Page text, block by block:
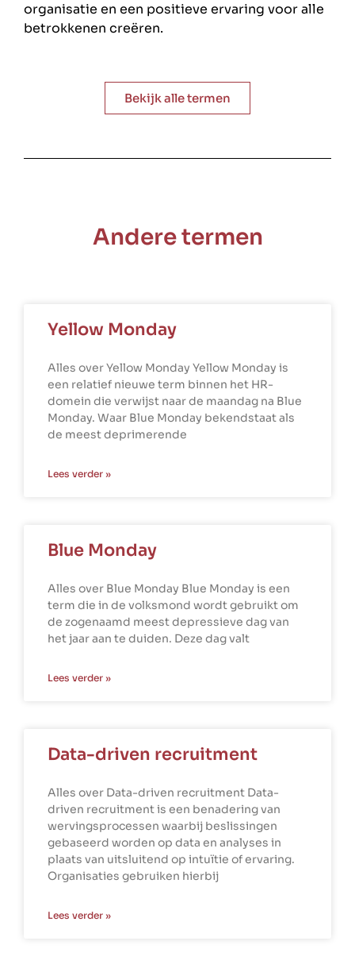
organisatie en een positieve ervaring voor alle
betrokkenen creëren.
Bekijk alle termen
Andere termen
Yellow Monday
Alles over Yellow Monday Yellow Monday is
een relatief nieuwe term binnen het HR-
domein die verwijst naar de maandag na Blue
Monday. Waar Blue Monday bekendstaat als
de meest deprimerende
Lees verder »
Blue Monday
Alles over Blue Monday Blue Monday is een
term die in de volksmond wordt gebruikt om
de zogenaamd meest depressieve dag van
het jaar aan te duiden. Deze dag valt
Lees verder »
Data-driven recruitment
Alles over Data-driven recruitment Data-
driven recruitment is een benadering van
wervingsprocessen waarbij beslissingen
gebaseerd worden op data en analyses in
plaats van uitsluitend op intuïtie of ervaring.
Organisaties gebruiken hierbij
Lees verder »